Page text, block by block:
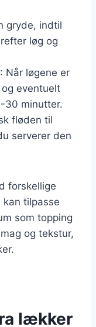
gryde, indtil
løg og
: Når løgene er
eventuelt
30 minutter.
fløden til
serverer den
forskellige
kan tilpasse
som topping
og tekstur,
lækker